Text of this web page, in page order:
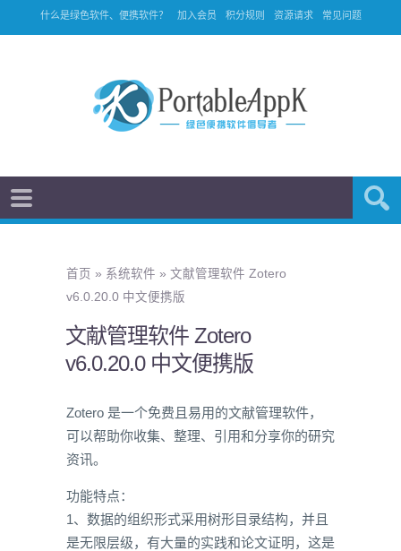
什么是绿色软件、便携软件？ 加入会员 积分规则 资源请求 常见问题
首页 » 系统软件 » 文献管理软件 Zotero
v6.0.20.0 中文便携版
文献管理软件 Zotero
v6.0.20.0 中文便携版
Zotero 是一个免费且易用的文献管理软件，
可以帮助你收集、整理、引用和分享你的研究
资讯。
功能特点：
1、数据的组织形式采用树形目录结构，并且
是无限层级，有大量的实践和论文证明，这是